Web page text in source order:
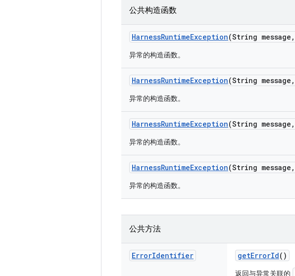
公共构造函数
HarnessRuntimeException(String message ,
异常的构造函数。
HarnessRuntimeException(String message ,
异常的构造函数。
HarnessRuntimeException(String message ,
异常的构造函数。
HarnessRuntimeException(String message ,
异常的构造函数。
公共方法
ErrorIdentifier getErrorId()
返回与异常关联的